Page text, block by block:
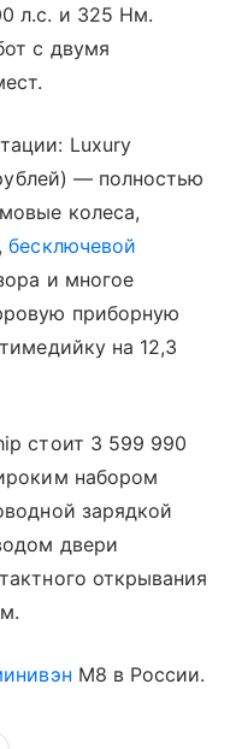
л.с. и 325 Нм.
с двумя
Luxury
— полностью
колеса,
бесключевой
и многое
приборную
на 12,3
стоит 3 599 990
набором
зарядкой
двери
открывания
M8 в России.